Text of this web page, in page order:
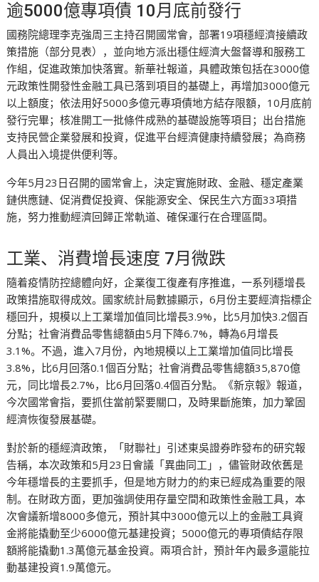
逾5000億專項債 10月底前發行
國務院總理李克強周三主持召開國常會，部署19項穩經濟接續政
策措施（部分見表），並向地方派出穩住經濟大盤督導和服務工
作組，促進政策加快落實。新華社報道，具體政策包括在3000億
元政策性開發性金融工具已落到項目的基礎上，再增加3000億元
以上額度；依法用好5000多億元專項債地方結存限額，10月底前
發行完畢；核准開工一批條件成熟的基礎設施等項目；出台措施
支持民營企業發展和投資，促進平台經濟健康持續發展；為商務
人員出入境提供便利等。
今年5月23日召開的國常會上，決定實施財政、金融、穩定產業
鏈供應鏈、促消費促投資、保能源安全、保民生六方面33項措
施，努力推動經濟回歸正常軌道、確保運行在合理區間。
工業、消費增長速度 7月微跌
隨着疫情防控總體向好，企業復工復產有序推進，一系列穩增長
政策措施取得成效。國家統計局數據顯示，6月份主要經濟指標企
穩回升，規模以上工業增加值同比增長3.9%，比5月加快3.2個百
分點；社會消費品零售總額由5月下降6.7%，轉為6月增長
3.1%。不過，進入7月份，內地規模以上工業增加值同比增長
3.8%，比6月回落0.1個百分點；社會消費品零售總額35,870億
元，同比增長2.7%，比6月回落0.4個百分點。《新京報》報道，
今次國常會指，要抓住當前緊要關口，及時果斷施策，加力鞏固
經濟恢復發展基礎。
對於新的穩經濟政策，「財聯社」引述東吳證券昨發布的研究報
告稱，本次政策和5月23日會議「異曲同工」，儘管財政依舊是
今年穩增長的主要抓手，但是地方財力的約束已經成為重要的限
制。在財政方面，更加強調使用存量空間和政策性金融工具，本
次會議新增8000多億元，預計其中3000億元以上的金融工具資
金將能撬動至少6000億元基建投資；5000億元的專項債結存限
額將能撬動1.3萬億元基金投資。兩項合計，預計年內最多還能拉
動基建投資1.9萬億元。